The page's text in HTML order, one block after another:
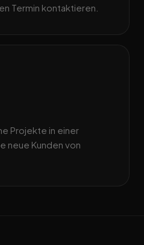
Termin kontaktieren.
Projekte in einer
neue Kunden von